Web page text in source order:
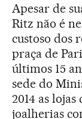
Apesar de
Ritz não é
custoso dos
praça de
últimos 15
sede do
2014 as
joalherias